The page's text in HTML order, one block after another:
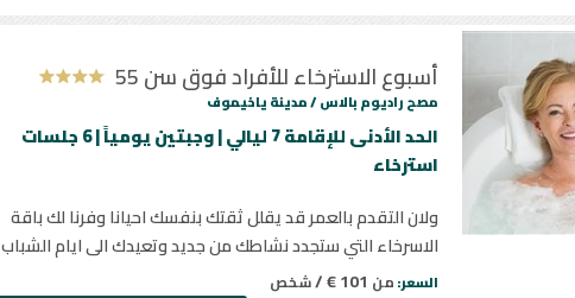
أسبوع الاسترخاء للأفراد فوق سن 55
مصح راديوم بالاس /مدينة ياخيموف
الحد الأدنى للإقامة 7 ليالي | وجبتين يومياً | 6 جلسات
استرخاء
ولان التقدم بالعمر قد يقلل ثقتك بنفسك احيانا وفرنا لك باقة
الاسرخاء التي ستجدد نشاطك من جديد وتعيدك الى ايام الشباب
السعر: من 101 € / شخص